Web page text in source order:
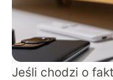
Jeśli chodzi o